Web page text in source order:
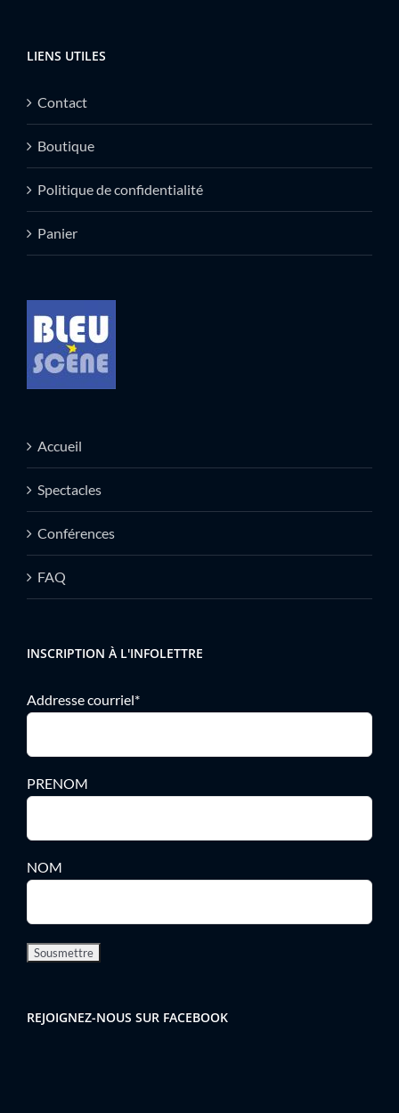
LIENS UTILES
Contact
Boutique
Politique de confidentialité
Panier
Accueil
Spectacles
Conférences
FAQ
INSCRIPTION À L'INFOLETTRE
Addresse courriel*
PRENOM
NOM
REJOIGNEZ-NOUS SUR FACEBOOK